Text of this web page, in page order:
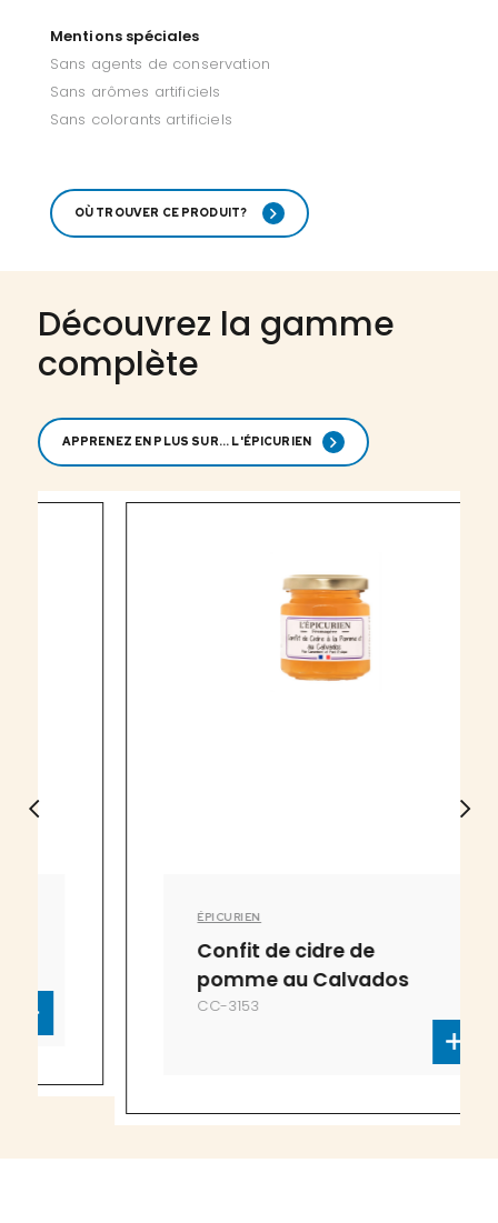
Mentions spéciales
Sans agents de conservation
Sans arômes artificiels
Sans colorants artificiels
OÙ TROUVER CE PRODUIT?
Découvrez la gamme
complète
APPRENEZ EN PLUS SUR... L'ÉPICURIEN
ÉPICURIEN
Confit de cidre de
pomme au Calvados